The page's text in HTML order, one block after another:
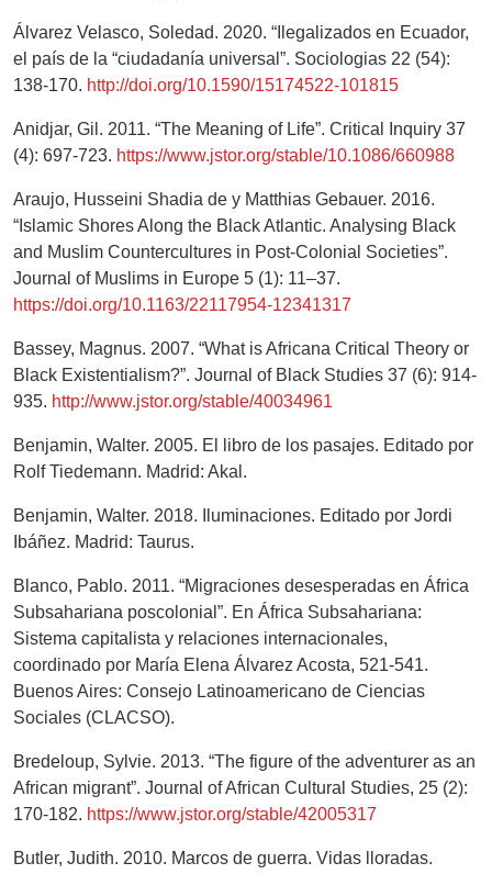
Álvarez Velasco, Soledad. 2020. “Ilegalizados en Ecuador,
el país de la “ciudadanía universal”. Sociologias 22 (54):
138-170. http://doi.org/10.1590/15174522-101815
Anidjar, Gil. 2011. “The Meaning of Life”. Critical Inquiry 37
(4): 697-723. https://www.jstor.org/stable/10.1086/660988
Araujo, Husseini Shadia de y Matthias Gebauer. 2016.
“Islamic Shores Along the Black Atlantic. Analysing Black
and Muslim Countercultures in Post-Colonial Societies”.
Journal of Muslims in Europe 5 (1): 11–37.
https://doi.org/10.1163/22117954-12341317
Bassey, Magnus. 2007. “What is Africana Critical Theory or
Black Existentialism?”. Journal of Black Studies 37 (6): 914-
935. http://www.jstor.org/stable/40034961
Benjamin, Walter. 2005. El libro de los pasajes. Editado por
Rolf Tiedemann. Madrid: Akal.
Benjamin, Walter. 2018. Iluminaciones. Editado por Jordi
Ibáñez. Madrid: Taurus.
Blanco, Pablo. 2011. “Migraciones desesperadas en África
Subsahariana poscolonial”. En África Subsahariana:
Sistema capitalista y relaciones internacionales,
coordinado por María Elena Álvarez Acosta, 521-541.
Buenos Aires: Consejo Latinoamericano de Ciencias
Sociales (CLACSO).
Bredeloup, Sylvie. 2013. “The figure of the adventurer as an
African migrant”. Journal of African Cultural Studies, 25 (2):
170-182. https://www.jstor.org/stable/42005317
Butler, Judith. 2010. Marcos de guerra. Vidas lloradas.